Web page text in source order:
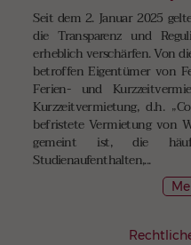
Seit dem 2. Januar 2025
die Transparenz und
erheblich verschärfen. Von
betroffen Eigentümer von
Ferien- und
Kurzzeitvermietung, d.h.
befristete Vermietung von
gemeint ist, die
Studienaufenthalten,...